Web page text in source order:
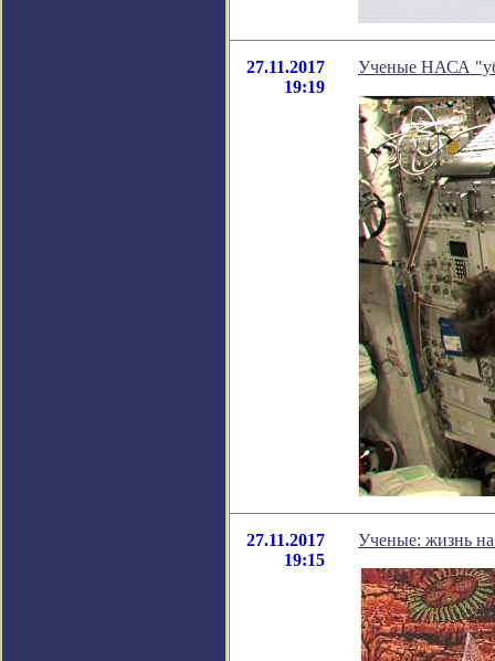
27.11.2017
19:19
Ученые НАСА
27.11.2017
19:15
Ученые: жизнь на